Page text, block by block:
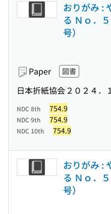
おりがみ :
る Ｎｏ．
号）
Paper 図書
日本折紙協会 ２０２４．
NDC 8th 754.9
NDC 9th 754.9
NDC 10th 754.9
おりがみ :
る Ｎｏ．
号）